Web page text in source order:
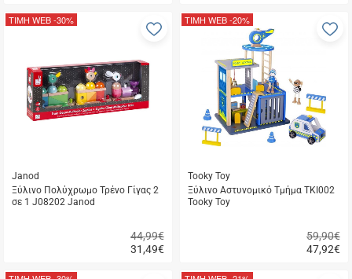
αγορά
αγορά
Janod
Ξύλινο Πολύχρωμο Τρένο Γίγας 2
σε 1 J08202 Janod
31,49€
44,99€
ΤΙΜΗ WEB-30%
Προσθήκη
αγαπημένα
αγορά
Tooky Toy
Ξύλινο Αστυνομικό Τμήμα TKI002
Tooky Toy
47,92€
59,90€
ΤΙΜΗ WEB-20%
αγορά